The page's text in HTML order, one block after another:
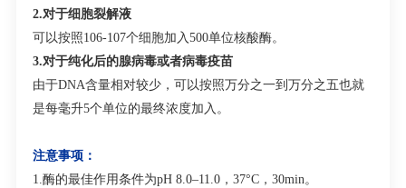
2.对于细胞裂解液
可以按照106-107个细胞加入500单位核酸酶。
3.对于纯化后的腺病毒或者病毒疫苗
由于DNA含量相对较少，可以按照万分之一到万分之五也就
是每毫升5个单位的最终浓度加入。
注意事项：
1.酶的最佳作用条件为pH 8.0–11.0 ， 37°C ， 30min。